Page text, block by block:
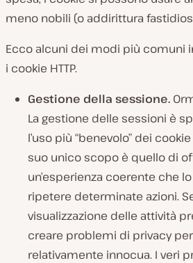
meno nobili (o addirittura
Ecco alcuni dei modi più comuni
i cookie HTTP.
Gestione della sessione.
La gestione delle sessioni è
l’uso più “benevolo” dei
suo unico scopo è quello di
un’esperienza coerente che
ripetere determinate azioni.
visualizzazione delle attività
creare problemi di privacy
relativamente innocua. I veri